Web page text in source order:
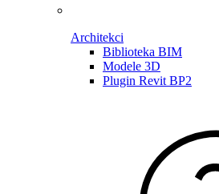
Architekci
Biblioteka BIM
Modele 3D
Plugin Revit BP2